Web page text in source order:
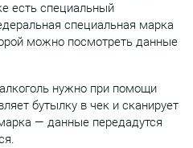
есть специальный
специальная марка
можно посмотреть данные
нужно при помощи
бутылку в чек и сканирует
— данные передадутся